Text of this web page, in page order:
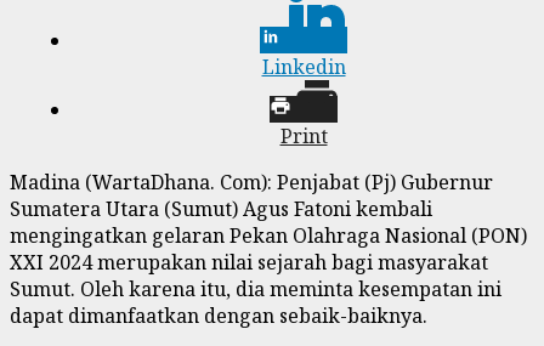
Linkedin
Print
Madina (WartaDhana. Com): Penjabat (Pj) Gubernur
Sumatera Utara (Sumut) Agus Fatoni kembali
mengingatkan gelaran Pekan Olahraga Nasional (PON)
XXI 2024 merupakan nilai sejarah bagi masyarakat
Sumut. Oleh karena itu, dia meminta kesempatan ini
dapat dimanfaatkan dengan sebaik-baiknya.